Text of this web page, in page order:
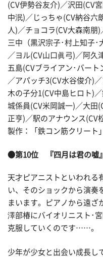
(CV伊勢谷友介)／沢田(CV
中泯)／じっちゃ(CV納谷六
人)／チョコラ(CV大森南朋
三中（黒沢宗子･村上知子･
／ヨル(CV山口眞弓)／阿久
五島(CVブライアン･バー
／アパッチ3(CV水谷俊介)
木の子分1(CV中島ヒロト)
城係員(CV米岡誠一)／大田
正亨)／駅のアナウンス(CV
製作：「鉄コン筋クリート
●第10位 『四月は君の嘘
天才ピアニストといわれる
い、そのショックから演奏
まいます。ピアノから遠ざ
澤部椿にバイオリニスト･
克服していくのです……。
少年が少女と出会い成長し